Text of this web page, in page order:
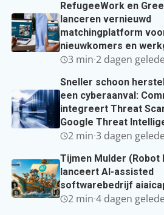
RefugeeWork en
lanceren vernieuwd
matchingplatform
nieuwkomers en
3 min·2 dagen
Sneller schoon
een cyberaanval:
integreert Threat
Google Threat
2 min·3 dagen
Tijmen Mulder (Robot
lanceert AI-assisted
softwarebedrijf
2 min·4 dagen